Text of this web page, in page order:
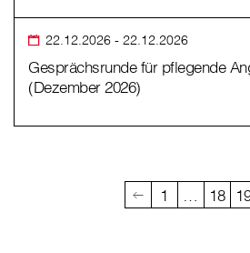
22.12.2026 - 22.12.2026
Gesprächsrunde für pflegende
(Dezember 2026)
1 … 18 19